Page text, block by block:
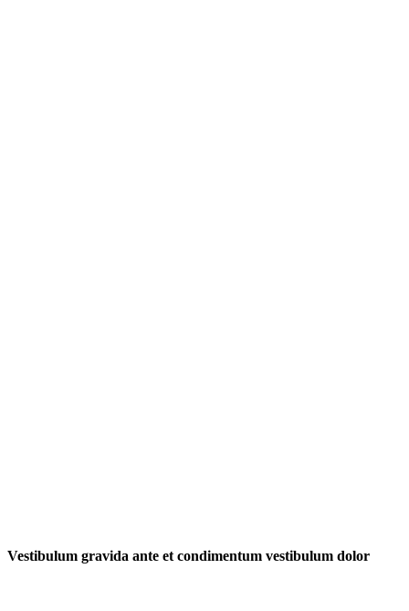
Vestibulum gravida ante et condimentum vestibulum dolor